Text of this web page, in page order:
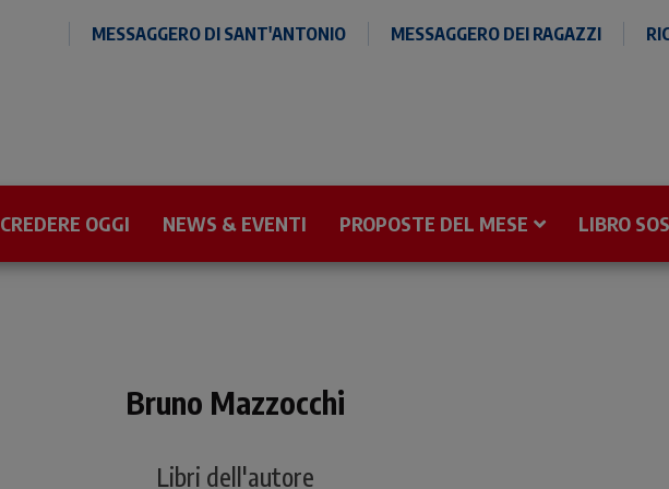
MESSAGGERO DI SANT'ANTONIO MESSAGGERO DEI RAGAZZI
CREDERE OGGI NEWS & EVENTI PROPOSTE DEL MESE LIBRO
Bruno Mazzocchi
Libri dell'autore